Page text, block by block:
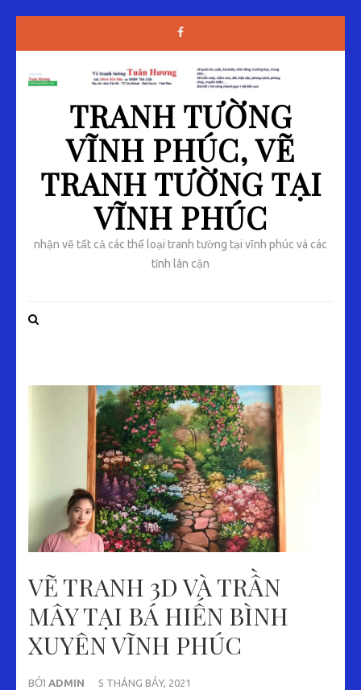
TRANH TƯỜNG
VĨNH PHÚC, VẼ
TRANH TƯỜNG TẠI
VĨNH PHÚC
nhận vẽ tất cả các thể loại tranh tường tại vĩnh phúc và các
tỉnh lân cận
VẼ TRANH 3D VÀ TRẦN
MÂY TẠI BÁ HIẾN BÌNH
XUYÊN VĨNH PHÚC
BỞI ADMIN
5 THÁNG BẢY, 2021